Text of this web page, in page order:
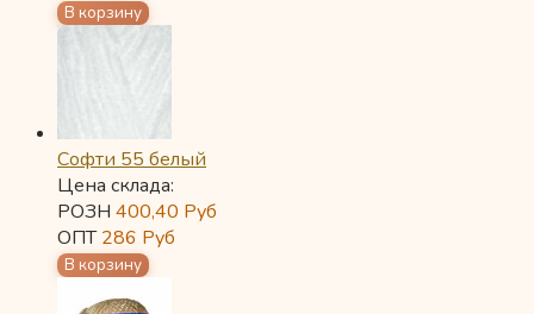
Софти 55 белый
Цена склада:
РОЗН 400,40 Руб
ОПТ286 Руб